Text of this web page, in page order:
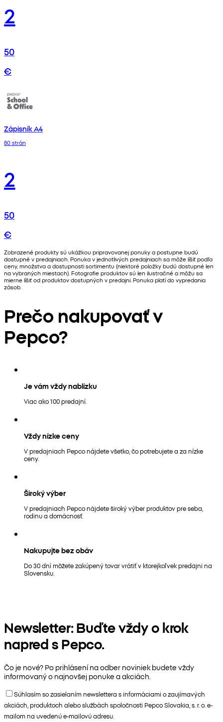
2
50
€
Zápisník A4
80 strán
2
50
€
Zobrazené produkty sú ukážkou pripravovanej ponuky a postupne budú
dostupné v predajniach. Ponuka v jednotlivých predajniach sa môže líšiť podľa
ceny, množstva a dostupnosti sortimentu (niektoré položky budú dostupné len
na vybraných miestach). Fotografie produktov sú len ilustračné a môžu sa
mierne líšiť od produktov dostupných v predajni. Ponuka platí do vypredania
zásob.
Prečo nakupovať v
Pepco?
Je vám vždy nablízku
Viac ako 100 predajní.
Vždy nízke ceny
V predajniach Pepco nájdete všetko, čo potrebujete a za nízke
ceny.
Široký výber
V predajniach Pepco nájdete široký výber produktov pre seba,
rodinu a domácnosť.
Nakupujte bez obáv
Do 30 dní môžete zakúpený tovar vrátiť v ktorejkoľvek predajni na
Slovensku.
Newsletter: Buďte vždy o krok
napred s Pepco.
Čo je nové? Po prihlásení na odber noviniek budete vždy
informovaný o najnovšej ponuke a akciách.
Súhlasím so zasielaním newslettera s informáciami o zaujímavých
akciách, produktoch alebo službách spoločnosti Pepco Slovakia, s. r. o. e-
mailom na uvedenú e-mailovú adresu.